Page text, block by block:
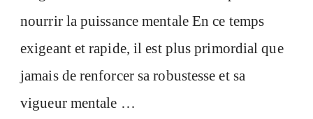
nourrir la puissance mentale En ce temps
exigeant et rapide, il est plus primordial que
jamais de renforcer sa robustesse et sa
vigueur mentale …